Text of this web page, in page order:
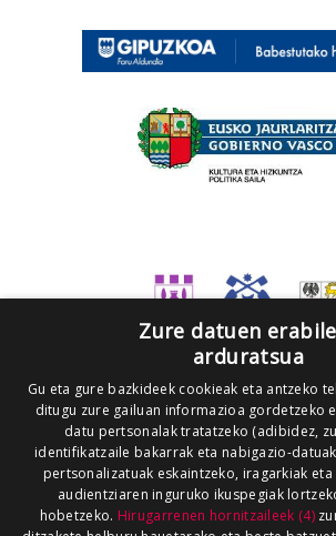
Zure datuen
arduratsua
Gu eta gure bazkideek cookieak eta antzeko
ditugu zure gailuan informazioa gordetzeko
datu pertsonalak tratatzeko (adibidez,
identifikatzaile bakarrak eta nabigazio-
pertsonalizatuak eskaintzeko, iragarkiak
audientziaren inguruko ikuspegiak
hobetzeko. Hirugarrenen hornitzaileek (4)